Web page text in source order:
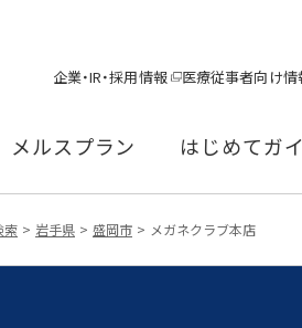
企業・IR・採用情報 医療従事者向け情
メルスプラン はじめてガ
索 岩手県 盛岡市 メガネクラブ本店